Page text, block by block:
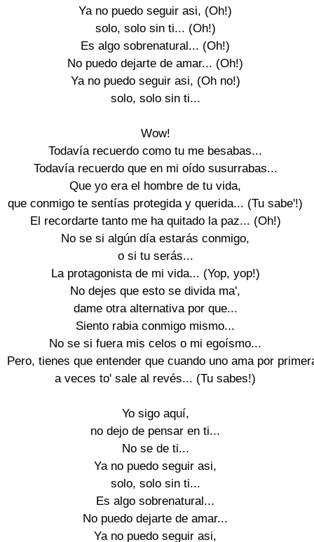
Ya no puedo seguir asi, (Oh!)
solo, solo sin ti... (Oh!)
Es algo sobrenatural... (Oh!)
No puedo dejarte de amar... (Oh!)
Ya no puedo seguir asi, (Oh no!)
solo, solo sin ti...
Wow!
Todavía recuerdo como tu me besabas...
Todavía recuerdo que en mi oído susurrabas...
Que yo era el hombre de tu vida,
que conmigo te sentías protegida y querida... (Tu sabe'!)
El recordarte tanto me ha quitado la paz... (Oh!)
No se si algún día estarás conmigo,
o si tu serás...
La protagonista de mi vida... (Yop, yop!)
No dejes que esto se divida ma',
dame otra alternativa por que...
Siento rabia conmigo mismo...
No se si fuera mis celos o mi egoísmo...
Pero, tienes que entender que cuando uno ama por
a veces to' sale al revés... (Tu sabes!)
Yo sigo aquí,
no dejo de pensar en ti...
No se de ti...
Ya no puedo seguir asi,
solo, solo sin ti...
Es algo sobrenatural...
No puedo dejarte de amar...
Ya no puedo seguir asi,